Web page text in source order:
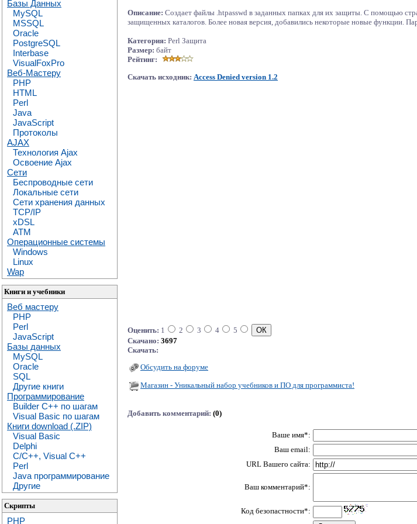
Базы Данных
MySQL
MSSQL
Oracle
PostgreSQL
Interbase
VisualFoxPro
Веб-Мастеру
PHP
HTML
Perl
Java
JavaScript
Протоколы
AJAX
Технология Ajax
Освоение Ajax
Сети
Беспроводные сети
Локальные сети
Сети хранения данных
TCP/IP
xDSL
ATM
Операционные системы
Windows
Linux
Wap
Книги и учебники
Веб мастеру
PHP
Perl
JavaScript
Базы данных
MySQL
Oracle
SQL
Другие книги
Программирование
Builder C++ по шагам
Visual Basic по шагам
Книги download (.ZIP)
Visual Basic
Delphi
C/C++, Visual C++
Perl
Java программирование
Другие
Скрипты
PHP
Описание: Создает файлы .htpasswd в заданных папках для их защиты. С помощью
защищенных каталогов. Более новая версия, добавились некоторые новые функции.
Категория: Perl Защита
Размер: байт
Рейтинг:
Скачать исходник: Access Denied version 1.2
Оценить: 1 2 3 4
5
Скачано: 3697
Скачать:
Обсудить на форуме
Магазин - Уникальный набор учебников и ПО для программиста!
Добавить комментарий: (0)
Ваше имя*:
Ваш email:
URL Вашего сайта:
Ваш комментарий*:
Код безопастности*: